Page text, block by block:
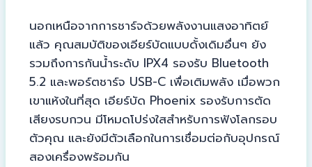
นอกเหนือจากการชาร์จด้วยพลังงานแสงอาทิตย์
แล้ว คุณสมบัติของเอียร์บัดแบบดั้งเดิมอื่นๆ ยัง
รวมถึงการกันน้ำระดับ IPX4 รองรับ Bluetooth
5.2 และพอร์ตชาร์จ USB-C เพื่อเติมพลัง เมื่อพวก
เขาแห้งในที่สุด เอียร์บัด Phoenix รองรับการตัด
เสียงรบกวน มีโหมดโปร่งใสสำหรับการฟังโลกรอบ
ตัวคุณ และยังมีตัวเลือกในการเชื่อมต่อกับอุปกรณ์
สองเครื่องพร้อมกัน